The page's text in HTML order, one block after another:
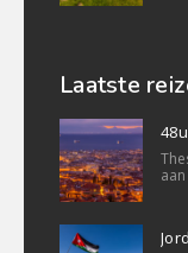
Laatste